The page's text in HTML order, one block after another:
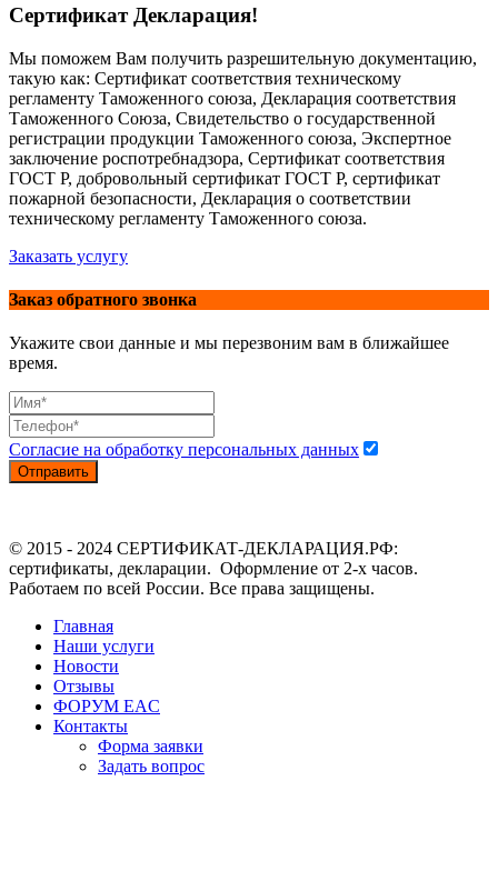
Сертификат Декларация!
Мы поможем Вам получить разрешительную документацию,
такую как: Сертификат соответствия техническому
регламенту Таможенного союза, Декларация соответствия
Таможенного Союза, Свидетельство о государственной
регистрации продукции Таможенного союза, Экспертное
заключение роспотребнадзора, Сертификат соответствия
ГОСТ Р, добровольный сертификат ГОСТ Р, сертификат
пожарной безопасности, Декларация о соответствии
техническому регламенту Таможенного союза.
Заказать услугу
Заказ обратного звонка
Укажите свои данные и мы перезвоним вам в ближайшее
время.
Согласие на обработку персональных данных
Отправить
© 2015 - 2024 СЕРТИФИКАТ-ДЕКЛАРАЦИЯ.РФ:
сертификаты, декларации. Оформление от 2-х часов.
Работаем по всей России. Все права защищены.
Главная
Наши услуги
Новости
Отзывы
ФОРУМ EAC
Контакты
Форма заявки
Задать вопрос